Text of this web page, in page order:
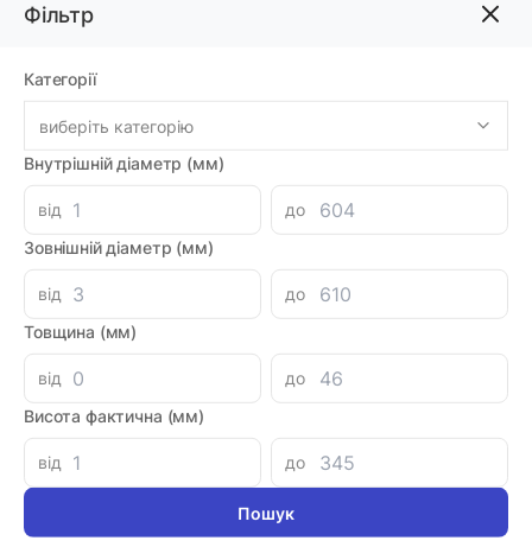
Фільтр
Категорії
виберіть категорію
Внутрішній діаметр (мм)
від
до
Зовнішній діаметр (мм)
від
до
Товщина (мм)
від
до
Висота фактична (мм)
від до
Знайшли дешевше?
387.01 при замовленні на загальну сумму 1000 грн.
Параметри
Виробник DMH
Країна-виробник
Внутрішній діаметр 55.00 мм
72.00 мм